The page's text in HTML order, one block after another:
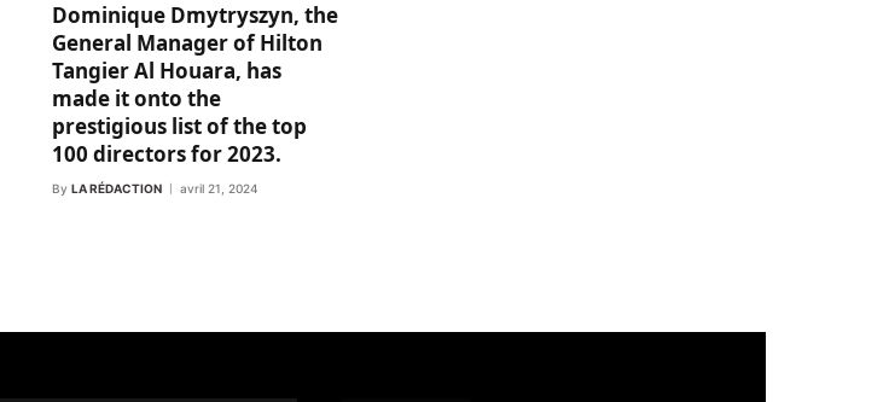
Dominique Dmytryszyn, the
General Manager of Hilton
Tangier Al Houara, has
made it onto the
prestigious list of the top
100 directors for 2023.
By LA RÉDACTION avril 21, 2024